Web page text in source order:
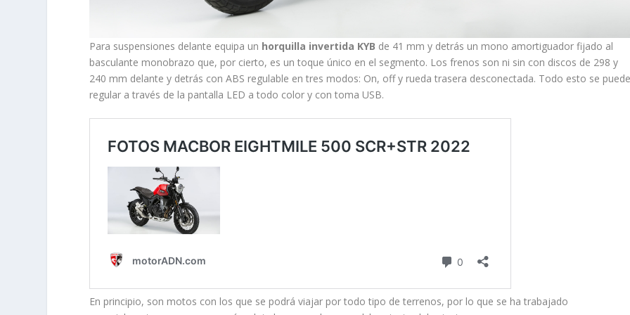
Para suspensiones delante equipa un horquilla invertida KYB de 41 mm y detrás un mono amortiguador fijado al
basculante monobrazo que, por cierto, es un toque único en el segmento. Los frenos son ni sin con discos de 298 y
240 mm delante y detrás con ABS regulable en tres modos: On, off y rueda trasera desconectada. Todo esto se
regular a través de la pantalla LED a todo color y con toma USB.
En principio, son motos con los que se podrá viajar por todo tipo de terrenos, por lo que se ha trabajado